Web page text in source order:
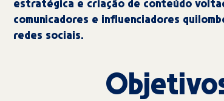
estratégica e criação de conteúdo
comunicadores e influenciadores
redes sociais.